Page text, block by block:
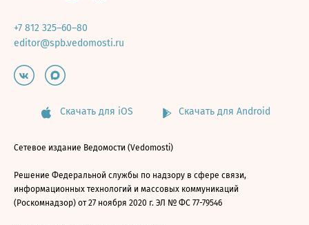
+7 812 325–60–80
editor@spb.vedomosti.ru
Скачать для iOS Скачать для Android
Сетевое издание Ведомости (Vedomosti)
Решение Федеральной службы по надзору в сфере связи,
информационных технологий и массовых коммуникаций
(Роскомнадзор) от 27 ноября 2020 г. ЭЛ № ФС 77-79546